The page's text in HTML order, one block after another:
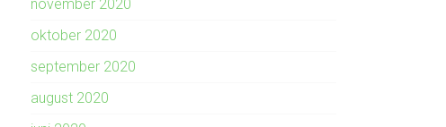
november 2020
oktober 2020
september 2020
august 2020